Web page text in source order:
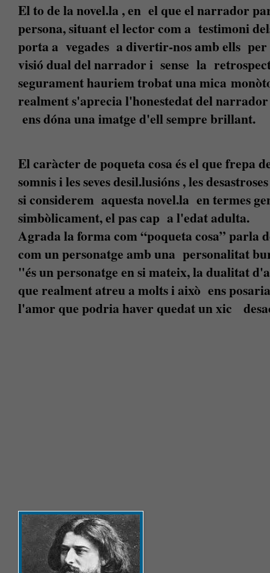
El to de la novel.la , en el que el narrador
persona, situant el lector com a testimoni
porta a vegades a divertir-nos amb ells per
visió dual del narrador i sense la
segurament hauriem trobat una mica
realment s'aprecia l'honestedat del narrador
ens dóna una imatge d'ell sempre brillant.
El caràcter de poqueta cosa és el que frepa
somnis i les seves desil.lusións , les
si considerem aquesta novel.la en termes
simbòlicament, el pas cap a l'edat adulta.
Agrada la forma com “poqueta cosa” parla
com un personatge amb una personalitat
"és un personatge en si mateix, la dualitat
que realment atreu a molts i això ens
l'amor que podria haver quedat un xic